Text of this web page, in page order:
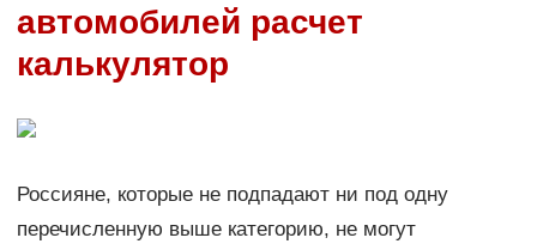
автомобилей расчет
калькулятор
Россияне, которые не подпадают ни под одну
перечисленную выше категорию, не могут